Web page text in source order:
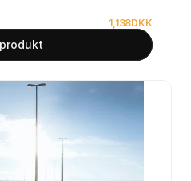
1,138DKK